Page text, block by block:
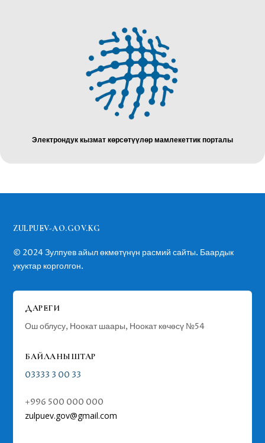
Электрондук кызмат көрсөтүүлөр мамлекеттик порталы
ZULPUEV-AO.GOV.KG
© 2024Зулпуев айыл өкмөтүнүн расмий сайты. Баардык
укуктар корголгон.
ДАРЕГИ
Ош облусу, Ноокат шаары, Ноокат көчөсү №54
БАЙЛАНЫШТАР
03333 3 00 33
+996 500 000 000
zulpuev.gov@gmail.com